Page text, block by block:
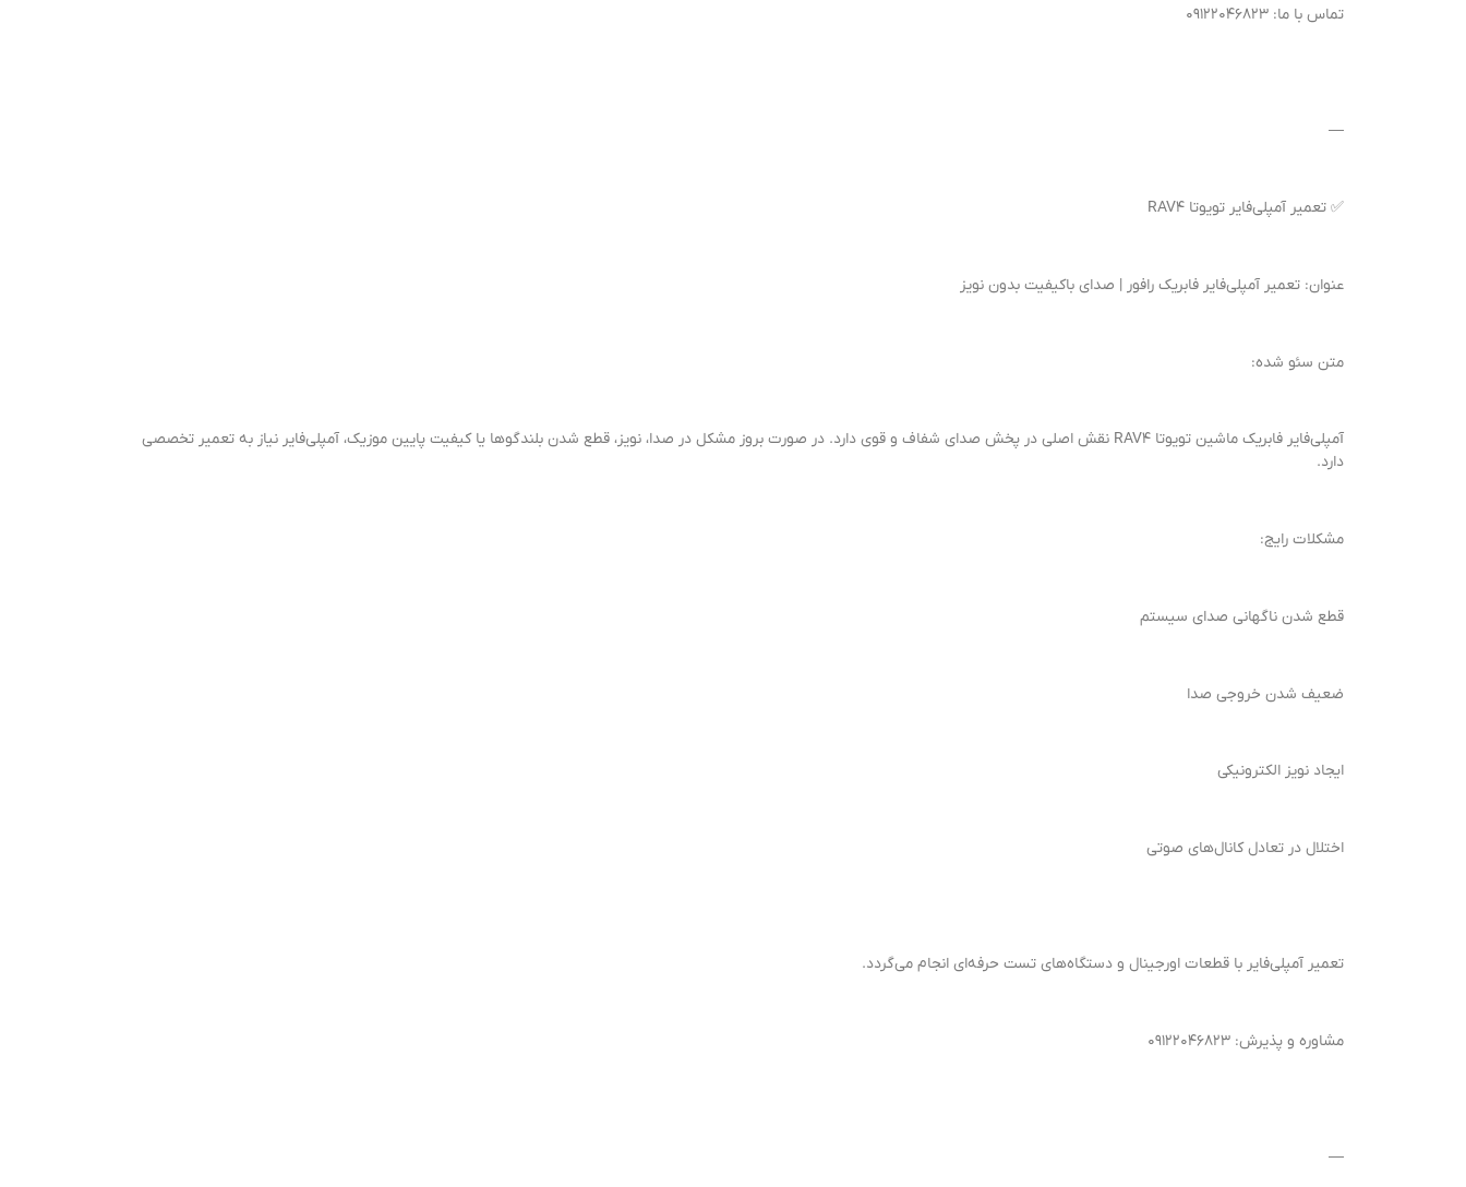
تماس با ما: ۰۹۱۲۲۰۴۶۸۲۳
—
✅ تعمیر آمپلی‌فایر تویوتا RAV4
عنوان: تعمیر آمپلی‌فایر فابریک رافور | صدای باکیفیت بدون نویز
متن سئو شده:
آمپلی‌فایر فابریک ماشین تویوتا RAV4 نقش اصلی در پخش صدای شفاف و قوی دارد. در صورت بروز مشکل در صدا، نویز، قطع شدن بلندگوها یا کیفیت پایین موزیک، آمپلی‌فایر نیاز به تعمیر تخصصی
دارد.
مشکلات رایج:
قطع شدن ناگهانی صدای سیستم
ضعیف شدن خروجی صدا
ایجاد نویز الکترونیکی
اختلال در تعادل کانال‌های صوتی
تعمیر آمپلی‌فایر با قطعات اورجینال و دستگاه‌های تست حرفه‌ای انجام می‌گردد.
مشاوره و پذیرش: ۰۹۱۲۲۰۴۶۸۲۳
—